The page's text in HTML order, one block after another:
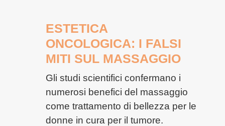
ESTETICA
ONCOLOGICA: I FALSI
MITI SUL MASSAGGIO
Gli studi scientifici confermano i
numerosi benefici del massaggio
come trattamento di bellezza per le
donne in cura per il tumore.